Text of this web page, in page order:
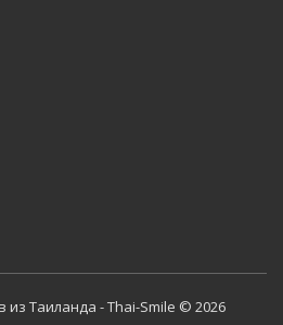
Таиланда - Thai-Smile © 2026